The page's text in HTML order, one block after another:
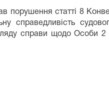
порушення статті 8
справедливість
справи щодо Особи 2